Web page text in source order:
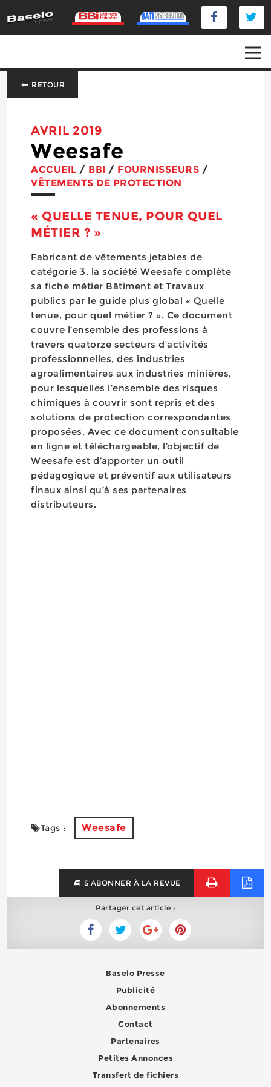
RETOUR
AVRIL 2019
Weesafe
ACCUEIL / BBI / FOURNISSEURS /
VÊTEMENTS DE PROTECTION
« QUELLE TENUE, POUR QUEL
MÉTIER ? »
Fabricant de vêtements jetables de
catégorie 3, la société Weesafe complète
sa fiche métier Bâtiment et Travaux
publics par le guide plus global « Quelle
tenue, pour quel métier ? ». Ce document
couvre l’ensemble des professions à
travers quatorze secteurs d’activités
professionnelles, des industries
agroalimentaires aux industries minières,
pour lesquelles l’ensemble des risques
chimiques à couvrir sont repris et des
solutions de protection correspondantes
proposées. Avec ce document consultable
en ligne et téléchargeable, l’objectif de
Weesafe est d’apporter un outil
pédagogique et préventif aux utilisateurs
finaux ainsi qu’à ses partenaires
distributeurs.
Tags : Weesafe
S'ABONNER À LA REVUE
Partager cet article :
Baselo Presse
Publicité
Abonnements
Contact
Partenaires
Petites Annonces
Transfert de fichiers